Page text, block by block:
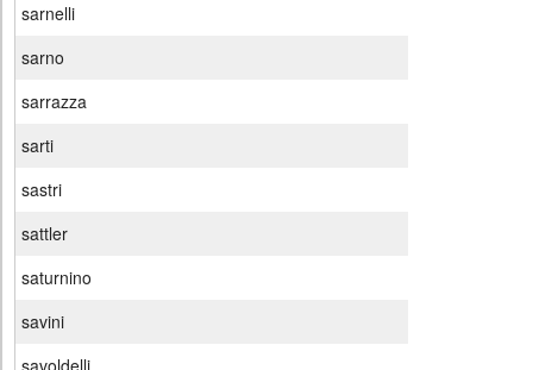
sarnelli
sarno
sarrazza
sarti
sastri
sattler
saturnino
savini